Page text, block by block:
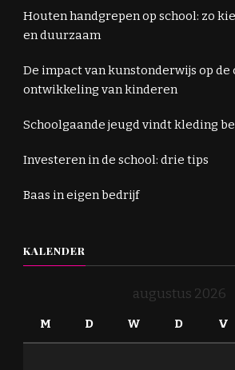
Houten handgrepen op school: zo
en duurzaam
De impact van kunstonderwijs op
ontwikkeling van kinderen
Schoolgaande jeugd vindt kleding
Investeren in de school: drie tips
Baas in eigen bedrijf
KALENDER
augustus 2026
M D W D V